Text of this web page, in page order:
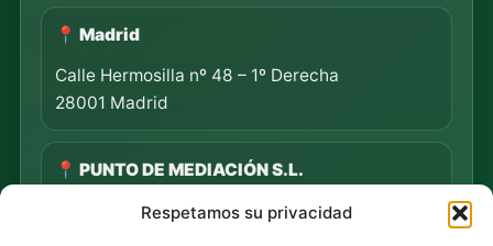
Respetamos su privacidad
📍 Madrid
Calle Hermosilla nº 48 – 1º Derecha
28001 Madrid
📍 PUNTO DE MEDIACIÓN S.L.
Rua Progreso Nº 155 – Entresuelo